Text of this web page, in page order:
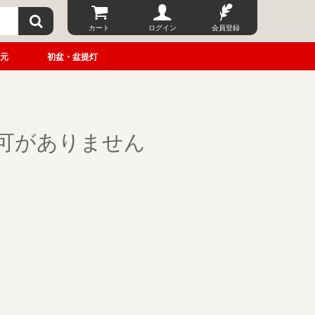
カート ログイン 会員登録
初盆・盆提灯
がありません